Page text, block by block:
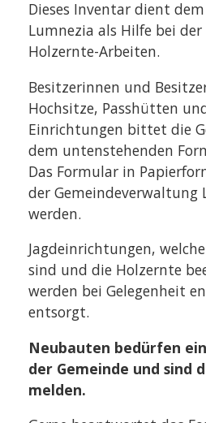
Dieses Inventar dient
Lumnezia als Hilfe bei
Holzernte-Arbeiten.
Besitzerinnen und
Hochsitze, Passhütten
Einrichtungen bittet die
dem untenstehenden
Das Formular in
der Gemeindeverwaltung
werden.
Jagdeinrichtungen,
sind und die Holzernte
werden bei Gelegenheit
entsorgt.
Neubauten bedürfen
der Gemeinde und sind
melden.